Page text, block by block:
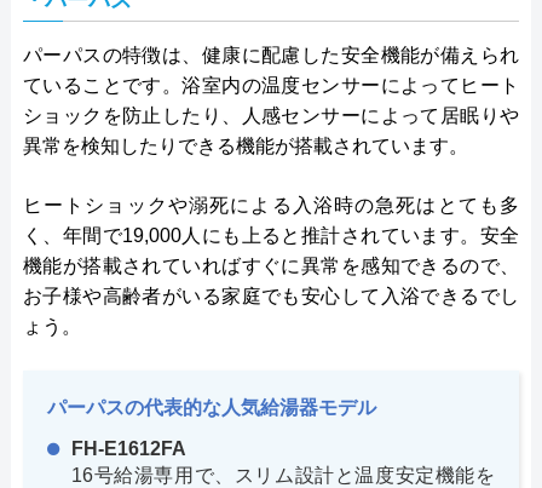
パーパスの特徴は、健康に配慮した安全機能が備えられ
ていることです。浴室内の温度センサーによってヒート
ショックを防止したり、人感センサーによって居眠りや
異常を検知したりできる機能が搭載されています。
ヒートショックや溺死による入浴時の急死はとても多
く、年間で19,000人にも上ると推計されています。安全
機能が搭載されていればすぐに異常を感知できるので、
お子様や高齢者がいる家庭でも安心して入浴できるでし
ょう。
パーパスの代表的な人気給湯器モデル
FH-E1612FA
16号給湯専用で、スリム設計と温度安定機能を